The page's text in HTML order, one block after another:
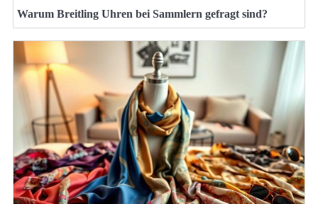
Warum Breitling Uhren bei Sammlern gefragt sind?